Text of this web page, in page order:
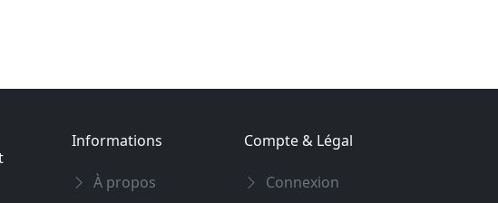
Informations
À propos
Compte & Légal
Connexion